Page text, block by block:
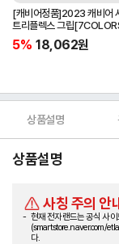
[캐비어정품]2023 캐비어
트리플렉스 그립
[라운드][39g/42g/46g/
[R/S 토크]
5% 18,062원
상품설명
상품설명
사칭 주의 안
현재 전자랜드는 공식 사
(smartstore.naver.com/
다.